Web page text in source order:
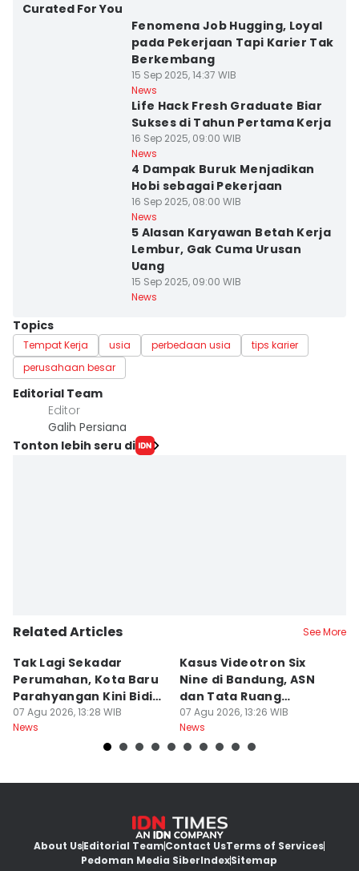
Curated For You
Fenomena Job Hugging, Loyal
pada Pekerjaan Tapi Karier Tak
Berkembang
15 Sep 2025, 14:37 WIB
News
Life Hack Fresh Graduate Biar
Sukses di Tahun Pertama Kerja
16 Sep 2025, 09:00 WIB
News
4 Dampak Buruk Menjadikan
Hobi sebagai Pekerjaan
16 Sep 2025, 08:00 WIB
News
5 Alasan Karyawan Betah Kerja
Lembur, Gak Cuma Urusan
Uang
15 Sep 2025, 09:00 WIB
News
Topics
Tempat Kerja usia perbedaan usia
tips karier
perusahaan besar
Editorial Team
Editor
Galih Persiana
Tonton lebih seru di
Related Articles See More
Tak Lagi Sekadar
Perumahan, Kota Baru
Parahyangan Kini Bidik
Wisatawan
07 Agu 2026, 13:28 WIB
News
Kasus Videotron Six
Nine di Bandung, ASN
dan Tata Ruang
Diperiksa
07 Agu 2026, 13:26 WIB
News
About UsEditorial TeamContact UsTerms of Services
Pedoman Media SiberIndexSitemap